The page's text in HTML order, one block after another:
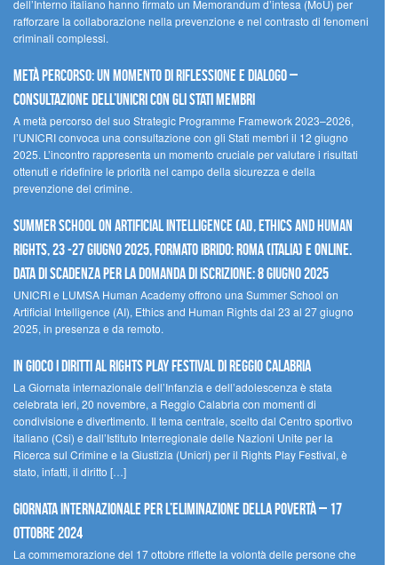
dell’Interno italiano hanno firmato un Memorandum d’intesa (MoU) per
rafforzare la collaborazione nella prevenzione e nel contrasto di fenomeni
criminali complessi.
Metà percorso: un momento di riflessione e dialogo –
Consultazione dell’UNICRI con gli Stati membri
A metà percorso del suo Strategic Programme Framework 2023–2026,
l’UNICRI convoca una consultazione con gli Stati membri il 12 giugno
2025. L’incontro rappresenta un momento cruciale per valutare i risultati
ottenuti e ridefinire le priorità nel campo della sicurezza e della
prevenzione del crimine.
Summer School on Artificial Intelligence (AI), Ethics and Human
Rights, 23 -27 giugno 2025, Formato Ibrido: Roma (Italia) e online.
Data di scadenza per la domanda di iscrizione: 8 giugno 2025
UNICRI e LUMSA Human Academy offrono una Summer School on
Artificial Intelligence (AI), Ethics and Human Rights dal 23 al 27 giugno
2025, in presenza e da remoto.
In gioco i diritti al Rights Play Festival di Reggio Calabria
La Giornata internazionale dell’Infanzia e dell’adolescenza è stata
celebrata ieri, 20 novembre, a Reggio Calabria con momenti di
condivisione e divertimento. Il tema centrale, scelto dal Centro sportivo
italiano (Csi) e dall’Istituto Interregionale delle Nazioni Unite per la
Ricerca sul Crimine e la Giustizia (Unicri) per il Rights Play Festival, è
stato, infatti, il diritto […]
Giornata internazionale per l’eliminazione della povertà – 17
ottobre 2024
La commemorazione del 17 ottobre riflette la volontà delle persone che